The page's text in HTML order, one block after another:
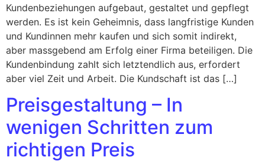
Kundenbeziehungen aufgebaut, gestaltet und gepflegt
werden. Es ist kein Geheimnis, dass langfristige Kunden
und Kundinnen mehr kaufen und sich somit indirekt,
aber massgebend am Erfolg einer Firma beteiligen. Die
Kundenbindung zahlt sich letztendlich aus, erfordert
aber viel Zeit und Arbeit. Die Kundschaft ist das […]
Preisgestaltung – In
wenigen Schritten zum
richtigen Preis